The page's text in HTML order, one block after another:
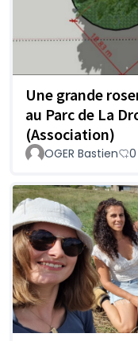
Une grande
au Parc de La
(Association)
OGER Bastien 0